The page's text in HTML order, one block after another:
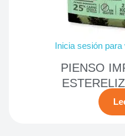
Inicia sesión
PIENSO